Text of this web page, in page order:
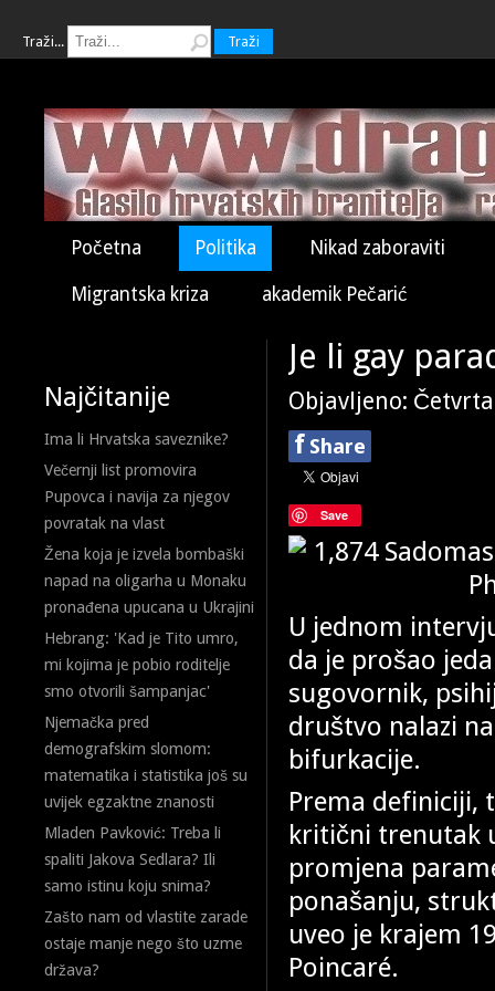
Traži... Traži
Početna Politika Nikad zaboraviti
Migrantska kriza akademik Pečarić
Najčitanije
Ima li Hrvatska saveznike?
Večernji list promovira
Pupovca i navija za njegov
povratak na vlast
Žena koja je izvela bombaški
napad na oligarha u Monaku
pronađena upucana u Ukrajini
Hebrang: 'Kad je Tito umro,
mi kojima je pobio roditelje
smo otvorili šampanjac'
Njemačka pred
demografskim slomom:
matematika i statistika još su
uvijek egzaktne znanosti
Mladen Pavković: Treba li
spaliti Jakova Sedlara? Ili
samo istinu koju snima?
Zašto nam od vlastite zarade
ostaje manje nego što uzme
država?
Je li gay
Objavljeno:
f Share
Save
U jednom
da je prošao
sugovornik,
društvo nalazi
bifurkacije.
Prema definiciji,
kritični trenutak
promjena
ponašanju,
uveo je krajem
Poincaré.